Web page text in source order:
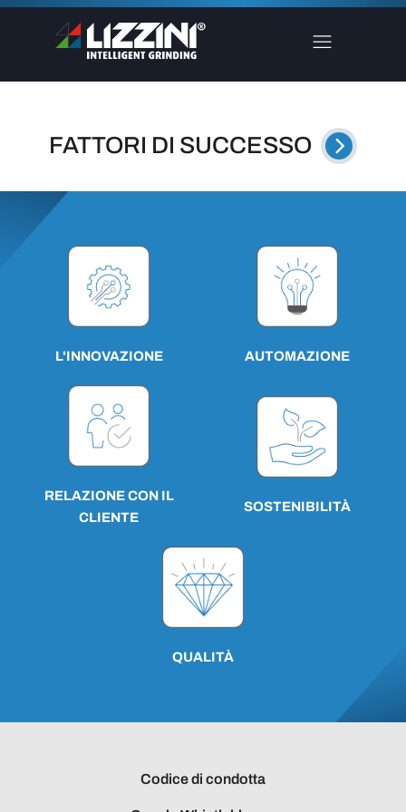
FATTORI DI SUCCESSO
L'INNOVAZIONE AUTOMAZIONE
RELAZIONE CON IL
CLIENTE
SOSTENIBILITÀ
QUALITÀ
Codice di condotta